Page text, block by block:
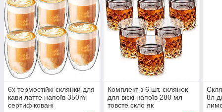
6x термостійкі склянки для
кави латте напоїв 350ml
сертифіковані
Комплект з 6 шт. склянок
для віскі напоїв 280 мл
товсте скло як
8л